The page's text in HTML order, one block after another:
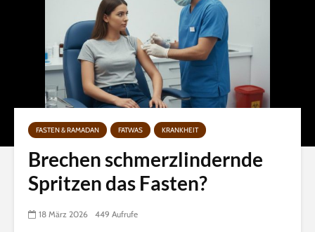
FASTEN & RAMADAN FATWAS KRANKHEIT
Brechen schmerzlindernde
Spritzen das Fasten?
18 März 2026 449 Aufrufe